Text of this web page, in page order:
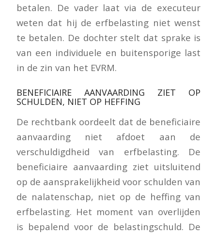
betalen. De vader laat via de executeur
weten dat hij de erfbelasting niet wenst
te betalen. De dochter stelt dat sprake is
van een individuele en buitensporige last
in de zin van het EVRM.
BENEFICIAIRE AANVAARDING ZIET OP
SCHULDEN, NIET OP HEFFING
De rechtbank oordeelt dat de beneficiaire
aanvaarding niet afdoet aan de
verschuldigdheid van erfbelasting. De
beneficiaire aanvaarding ziet uitsluitend
op de aansprakelijkheid voor schulden van
de nalatenschap, niet op de heffing van
erfbelasting. Het moment van overlijden
is bepalend voor de belastingschuld. De